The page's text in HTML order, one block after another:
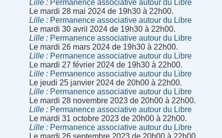
Lille
Permanence associative autour du Libre
Le mardi 28 mai 2024 de 19h30 à 22h00.
Lille
Permanence associative autour du Libre
Le mardi 30 avril 2024 de 19h30 à 22h00.
Lille
Permanence associative autour du Libre
Le mardi 26 mars 2024 de 19h30 à 22h00.
Lille
Permanence associative autour du Libre
Le mardi 27 février 2024 de 19h30 à 22h00.
Lille
Permanence associative autour du Libre
Le jeudi 25 janvier 2024 de 20h00 à 22h00.
Lille
Permanence associative autour du Libre
Le mardi 28 novembre 2023 de 20h00 à 22h00.
Lille
Permanence associative autour du Libre
Le mardi 31 octobre 2023 de 20h00 à 22h00.
Lille
Permanence associative autour du Libre